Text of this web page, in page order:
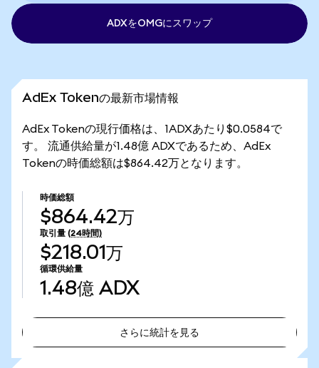
ADXをOMGにスワップ
AdEx Tokenの最新市場情報
AdEx Tokenの現行価格は、1ADXあたり$0.0584で
す。 流通供給量が1.48億 ADXであるため、AdEx
Tokenの時価総額は$864.42万となります。
時価総額
$864.42万
取引量 (24時間)
$218.01万
循環供給量
1.48億 ADX
さらに統計を見る